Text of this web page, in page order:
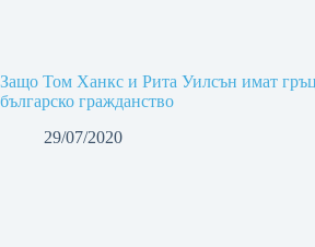
Защо Том Ханкс и Рита Уилсън имат
българско гражданство
29/07/2020